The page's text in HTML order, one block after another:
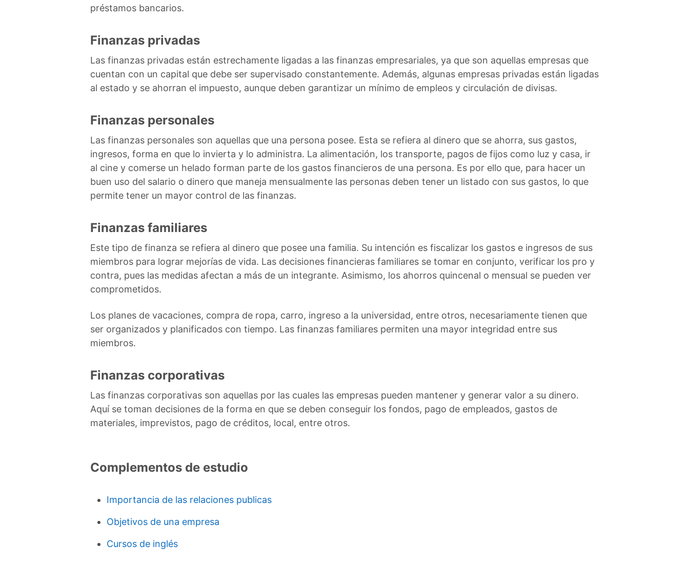
préstamos bancarios.
Finanzas privadas
Las finanzas privadas están estrechamente ligadas a las finanzas empresariales, ya que son aquellas empresas que
cuentan con un capital que debe ser supervisado constantemente. Además, algunas empresas privadas están ligadas
al estado y se ahorran el impuesto, aunque deben garantizar un mínimo de empleos y circulación de divisas.
Finanzas personales
Las finanzas personales son aquellas que una persona posee. Esta se refiera al dinero que se ahorra, sus gastos,
ingresos, forma en que lo invierta y lo administra. La alimentación, los transporte, pagos de fijos como luz y casa, ir
al cine y comerse un helado forman parte de los gastos financieros de una persona. Es por ello que, para hacer un
buen uso del salario o dinero que maneja mensualmente las personas deben tener un listado con sus gastos, lo que
permite tener un mayor control de las finanzas.
Finanzas familiares
Este tipo de finanza se refiera al dinero que posee una familia. Su intención es fiscalizar los gastos e ingresos de sus
miembros para lograr mejorías de vida. Las decisiones financieras familiares se tomar en conjunto, verificar los pro y
contra, pues las medidas afectan a más de un integrante. Asimismo, los ahorros quincenal o mensual se pueden ver
comprometidos.
Los planes de vacaciones, compra de ropa, carro, ingreso a la universidad, entre otros, necesariamente tienen que
ser organizados y planificados con tiempo. Las finanzas familiares permiten una mayor integridad entre sus
miembros.
Finanzas corporativas
Las finanzas corporativas son aquellas por las cuales las empresas pueden mantener y generar valor a su dinero.
Aquí se toman decisiones de la forma en que se deben conseguir los fondos, pago de empleados, gastos de
materiales, imprevistos, pago de créditos, local, entre otros.
Complementos de estudio
Importancia de las relaciones publicas
Objetivos de una empresa
Cursos de inglés